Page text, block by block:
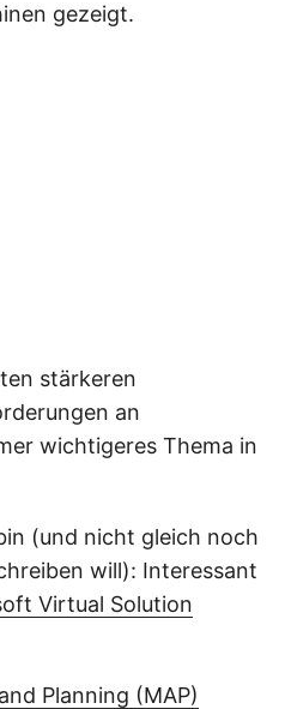
gezeigt.
stärkeren
an
wichtigeres Thema in
(und nicht gleich noch
will): Interessant
Virtual Solution
Planning (MAP)